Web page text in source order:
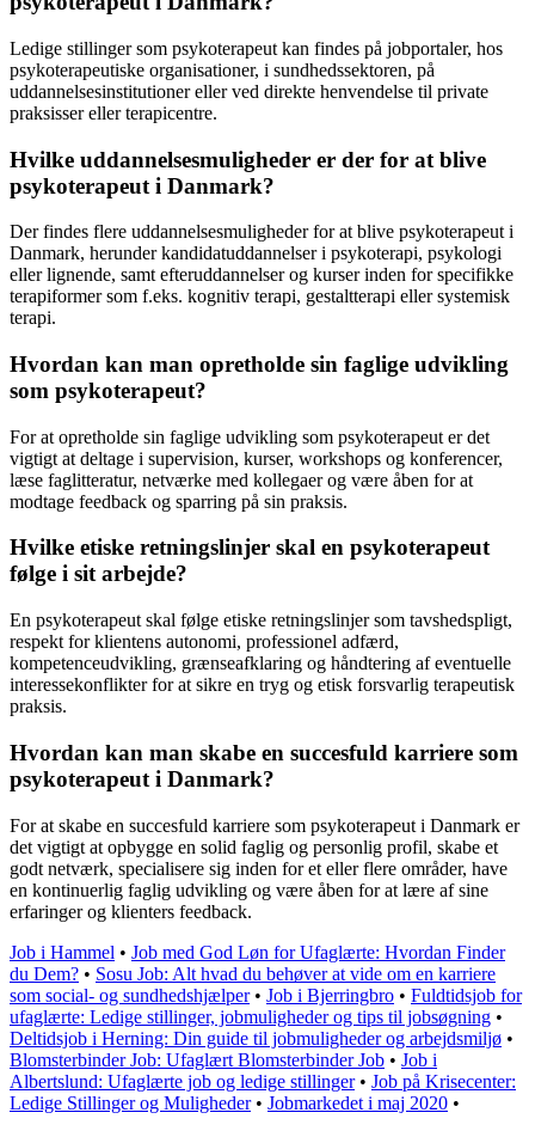
Ledige stillinger som psykoterapeut kan findes på jobportaler, hos
psykoterapeutiske organisationer, i sundhedssektoren, på
uddannelsesinstitutioner eller ved direkte henvendelse til private
praksisser eller terapicentre.
Hvilke uddannelsesmuligheder er der for at blive
psykoterapeut i Danmark?
Der findes flere uddannelsesmuligheder for at blive psykoterapeut i
Danmark, herunder kandidatuddannelser i psykoterapi, psykologi
eller lignende, samt efteruddannelser og kurser inden for specifikke
terapiformer som f.eks. kognitiv terapi, gestaltterapi eller systemisk
terapi.
Hvordan kan man opretholde sin faglige udvikling
som psykoterapeut?
For at opretholde sin faglige udvikling som psykoterapeut er det
vigtigt at deltage i supervision, kurser, workshops og konferencer,
læse faglitteratur, netværke med kollegaer og være åben for at
modtage feedback og sparring på sin praksis.
Hvilke etiske retningslinjer skal en psykoterapeut
følge i sit arbejde?
En psykoterapeut skal følge etiske retningslinjer som tavshedspligt,
respekt for klientens autonomi, professionel adfærd,
kompetenceudvikling, grænseafklaring og håndtering af eventuelle
interessekonflikter for at sikre en tryg og etisk forsvarlig terapeutisk
praksis.
Hvordan kan man skabe en succesfuld karriere som
psykoterapeut i Danmark?
For at skabe en succesfuld karriere som psykoterapeut i Danmark er
det vigtigt at opbygge en solid faglig og personlig profil, skabe et
godt netværk, specialisere sig inden for et eller flere områder, have
en kontinuerlig faglig udvikling og være åben for at lære af sine
erfaringer og klienters feedback.
Job i Hammel • Job med God Løn for Ufaglærte: Hvordan Finder
du Dem? • Sosu Job: Alt hvad du behøver at vide om en karriere
som social- og sundhedshjælper• Job i Bjerringbro • Fuldtidsjob for
ufaglærte: Ledige stillinger, jobmuligheder og tips til jobsøgning •
Deltidsjob i Herning: Din guide til jobmuligheder og arbejdsmiljø •
Blomsterbinder Job: Ufaglært Blomsterbinder Job • Job i
Albertslund: Ufaglærte job og ledige stillinger• Job på Krisecenter:
Ledige Stillinger og Muligheder• Jobmarkedet i maj 2020 •